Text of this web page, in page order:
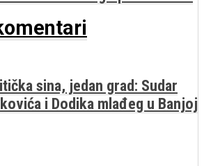
sina, jedan grad: Sudar
i Dodika mlađeg u Banjoj